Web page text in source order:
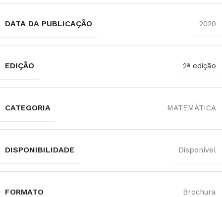
DATA DA PUBLICAÇÃO 2020
EDIÇÃO 2ª edição
CATEGORIA MATEMÁTICA
DISPONIBILIDADE Disponível
FORMATO Brochura